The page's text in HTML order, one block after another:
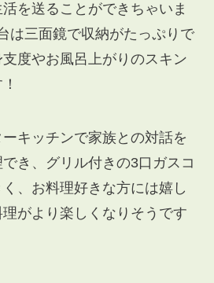
を送ることができちゃいま
は三面鏡で収納がたっぷりで
度やお風呂上がりのスキン
キッチンで家族との対話を
き、グリル付きの3口ガスコ
、お料理好きな方には嬉し
がより楽しくなりそうです